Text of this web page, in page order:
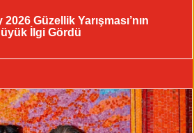
Güzellik Yarışması’nın
İlgi Gördü